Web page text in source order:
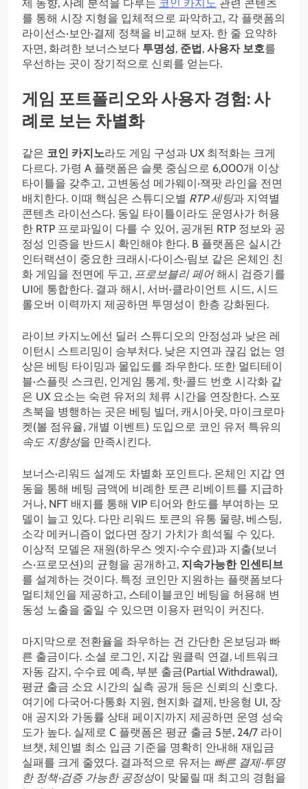
제 동향, 사례 분석을 다루는 코인 카지노 관련 콘텐츠
를 통해 시장 지형을 입체적으로 파악하고, 각 플랫폼의
라이선스·보안·결제 정책을 비교해 보자. 한 줄 요약하
자면, 화려한 보너스보다 투명성, 준법, 사용자 보호를
우선하는 곳이 장기적으로 신뢰를 얻는다.
게임 포트폴리오와 사용자 경험: 사
례로 보는 차별화
같은 코인 카지노라도 게임 구성과 UX 최적화는 크게
다르다. 가령 A 플랫폼은 슬롯 중심으로 6,000개 이상
타이틀을 갖추고, 고변동성 메가웨이·잭팟 라인을 전면
배치한다. 이때 핵심은 스튜디오별 RTP 세팅과 지역별
콘텐츠 라이선스다. 동일 타이틀이라도 운영사가 허용
한 RTP 프로파일이 다를 수 있어, 공개된 RTP 정보와 공
정성 인증을 반드시 확인해야 한다. B 플랫폼은 실시간
인터랙션이 중요한 크래시·다이스·림보 같은 온체인 친
화 게임을 전면에 두고, 프로보블리 페어해시 검증기를
UI에 통합한다. 결과 해시, 서버·클라이언트 시드, 시드
롤오버 이력까지 제공하면 투명성이 한층 강화된다.
라이브 카지노에선 딜러 스튜디오의 안정성과 낮은 레
이턴시 스트리밍이 승부처다. 낮은 지연과 끊김 없는 영
상은 베팅 타이밍과 몰입도를 좌우한다. 또한 멀티테이
블·스플릿 스크린, 인게임 통계, 핫·콜드 번호 시각화 같
은 UX 요소는 숙련 유저의 체류 시간을 연장한다. 스포
츠북을 병행하는 곳은 베팅 빌더, 캐시아웃, 마이크로마
켓(볼 점유율, 개별 이벤트) 도입으로 코인 유저 특유의
속도 지향성을 만족시킨다.
보너스·리워드 설계도 차별화 포인트다. 온체인 지갑 연
동을 통해 베팅 금액에 비례한 토큰 리베이트를 지급하
거나, NFT 배지를 통해 VIP 티어와 한도를 부여하는 모
델이 늘고 있다. 다만 리워드 토큰의 유통 물량, 베스팅,
소각 메커니즘이 없다면 장기 가치가 희석될 수 있다.
이상적 모델은 재원(하우스 엣지·수수료)과 지출(보너
스·프로모션)의 균형을 공개하고, 지속가능한 인센티브
를 설계하는 것이다. 특정 코인만 지원하는 플랫폼보다
멀티체인을 제공하고, 스테이블코인 베팅을 허용해 변
동성 노출을 줄일 수 있으면 이용자 편익이 커진다.
마지막으로 전환율을 좌우하는 건 간단한 온보딩과 빠
른 출금이다. 소셜 로그인, 지갑 원클릭 연결, 네트워크
자동 감지, 수수료 예측, 부분 출금(Partial Withdrawal),
평균 출금 소요 시간의 실측 공개 등은 신뢰의 신호다.
여기에 다국어·다통화 지원, 현지화 결제, 반응형 UI, 장
애 공지와 가동률 상태 페이지까지 제공하면 운영 성숙
도가 높다. 실제로 C 플랫폼은 평균 출금 5분, 24/7 라이
브챗, 체인별 최소 입금 기준을 명확히 안내해 재입금
실패를 크게 줄였다. 결과적으로 유저는 빠른 결제·투명
한 정책·검증 가능한 공정성이 맞물릴 때 최고의 경험을